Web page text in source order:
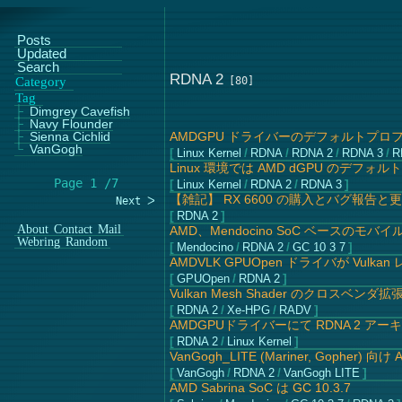
RDNA 2
AMDGPU ドライバーのデフォルトプロ
Linux Kernel / RDNA / RDNA 2 / RDNA 3 /
Linux 環境では AMD dGPU のデフォル
Linux Kernel / RDNA 2 / RDNA 3
【雑記】 RX 6600 の購入とバグ報告と
RDNA 2
AMD、Mendocino SoC ベースのモバイ
Mendocino / RDNA 2 / GC 10 3 7
AMDVLK GPUOpen ドライバが Vulkan
GPUOpen / RDNA 2
Vulkan Mesh Shader のクロスベンダ拡
RDNA 2 / Xe-HPG / RADV
AMDGPUドライバーにて RDNA 2 アー
RDNA 2 /
Linux Kernel
VanGogh_LITE (Mariner, Gopher) 向け
VanGogh / RDNA 2 / VanGogh LITE
AMD Sabrina SoC は GC 10.3.7
Posts
Updated
Search
Category
Tag
Dimgrey Cavefish
Navy Flounder
Sienna Cichlid
VanGogh
Page 1 /7
Next ᐳ
About Contact Mail
Webring Random